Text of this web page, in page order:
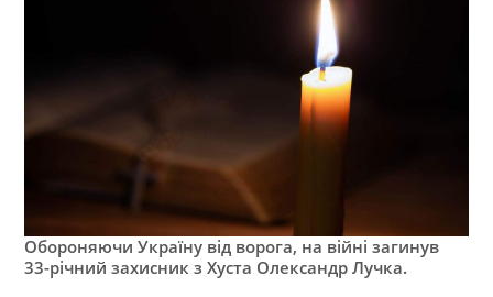
Обороняючи Україну від ворога, на війні загинув
33-річний захисник з Хуста Олександр Лучка.